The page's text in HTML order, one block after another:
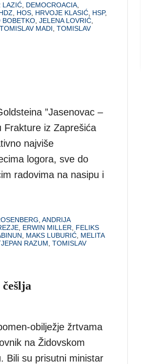
LAZIĆ DEMOCROACIA
HOS HRVOJE KLASIĆ HSP,
BOBETKO JELENA LOVRIĆ
TOMISLAV MADI TOMISLAV
”Jasenovac –
Frakture iz Zaprešića
najviše
logora, sve do
radovima na nasipu i
ANDRIJA
ERWIN MILLER
FELIKS
MAKS LUBURIĆ MELITA
RAZUM TOMISLAV
obilježje žrtvama
na Židovskom
Bili su prisutni ministar